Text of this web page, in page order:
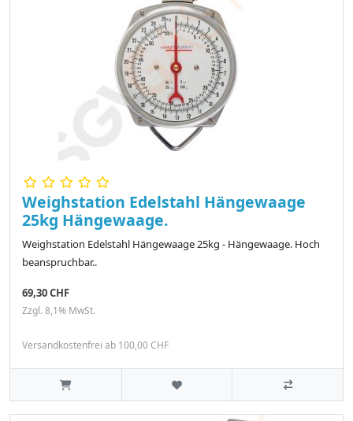
Weighstation Edelstahl Hängewaage
25kg Hängewaage.
Weighstation Edelstahl Hängewaage 25kg - Hängewaage. Hoch
beanspruchbar..
69,30 CHF
Zzgl. 8,1% MwSt.
Versandkostenfrei ab 100,00 CHF